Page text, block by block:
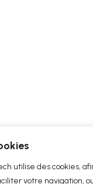
utilise des cookies,
votre navigation,